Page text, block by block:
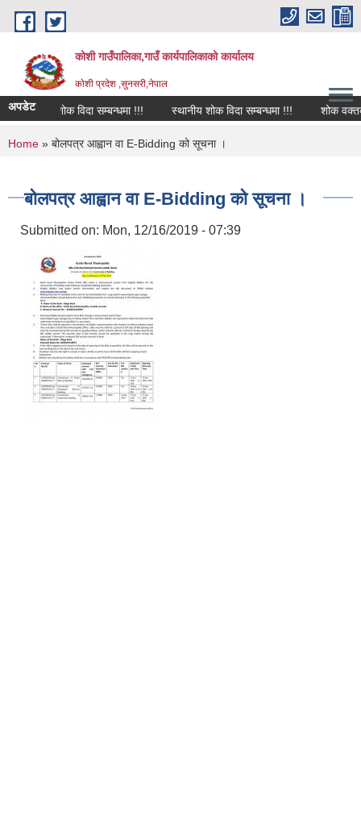
Skip to main content
कोशी गाउँपालिका,गाउँ कार्यपालिकाको कार्यालय
काेशी प्रदेश ,सुनसरी,नेपाल
अपडेट शोक विदा सम्बन्धमा !!! स्थानीय शोक विदा सम्बन्धमा !!! शोक वक्तव्य
You are here
Home » बोलपत्र आह्वान वा E-Bidding को सूचना ।
बोलपत्र आह्वान वा E-Bidding को सूचना ।
Submitted on: Mon, 12/16/2019 - 07:39